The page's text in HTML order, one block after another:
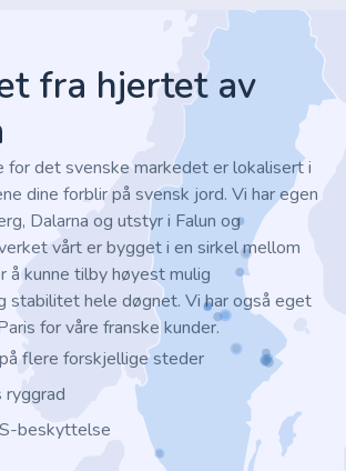
fra hjertet av
for det svenske markedet er lokalisert i
dine forblir på svensk jord. Vi har egen
Dalarna og utstyr i Falun og
vårt er bygget i en sirkel mellom
å kunne tilby høyest mulig
stabilitet hele døgnet. Vi har også eget
for våre franske kunder.
flere forskjellige steder
beskyttelse